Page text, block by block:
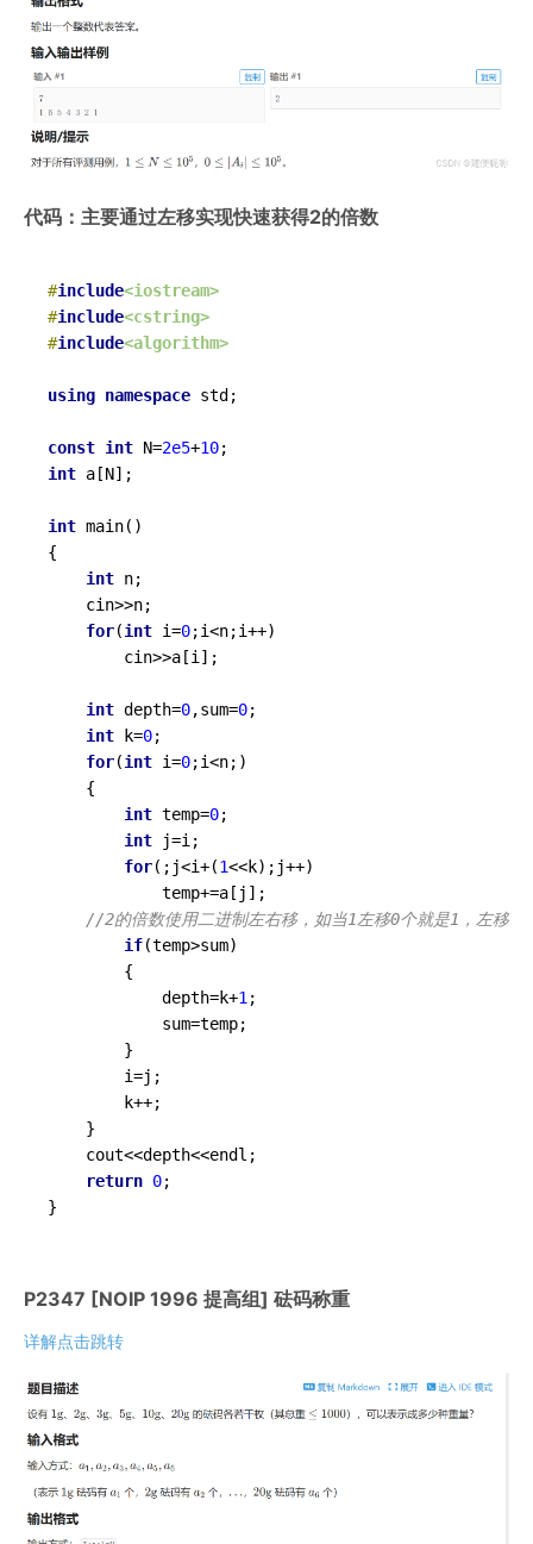
代码：主要通过左移实现快速获得2的倍数
#include<iostream>
#include<cstring>
#include<algorithm>
using namespace std;
const int N=2e5+10
int a[N];
int main()
{
int n;
for(int i=0;i<n;i++)
int depth=0,sum=0;
int k=0;
for(int i=0;i<n;)
int temp=0;
int j=i;
for(;j<i+(1<<k);j++)
//2的倍数使用二进制左右移，如当1左移0个就是1，左移1
if(temp>sum)
			depth=k+
1;
return 0;
}
P2347 [NOIP 1996 提高组] 砝码称重
详解点击跳转